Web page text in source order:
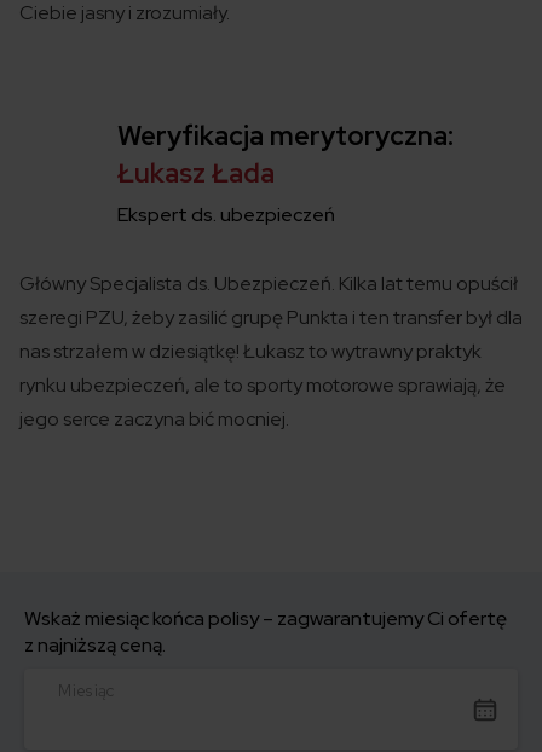
Ciebie jasny i zrozumiały.
Weryfikacja merytoryczna:
Łukasz Łada
Ekspert ds. ubezpieczeń
Główny Specjalista ds. Ubezpieczeń. Kilka lat temu opuścił
szeregi PZU, żeby zasilić grupę Punkta i ten transfer był dla
nas strzałem w dziesiątkę! Łukasz to wytrawny praktyk
rynku ubezpieczeń, ale to sporty motorowe sprawiają, że
jego serce zaczyna bić mocniej.
Wskaż miesiąc końca polisy – zagwarantujemy Ci ofertę
z najniższą ceną.
Miesiąc